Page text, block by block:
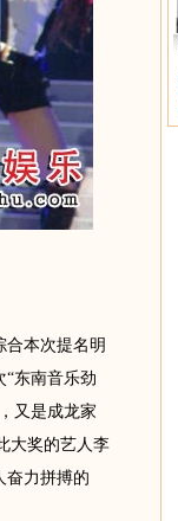
本次提名明
东南音乐劲
又是成龙家
大奖的艺人李
奋力拼搏的